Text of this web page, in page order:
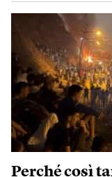
Perché così